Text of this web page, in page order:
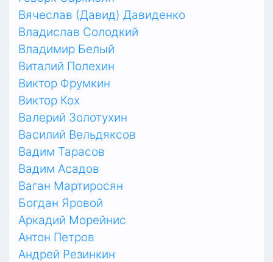
Вячеслав (Давид) Давиденко
Владислав Солодкий
Владимир Белый
Виталий Полехин
Виктор Фрумкин
Виктор Кох
Валерий Золотухин
Василий Вельдяксов
Вадим Тарасов
Вадим Асадов
Ваган Мартиросян
Богдан Яровой
Аркадий Морейнис
Антон Петров
Андрей Резинкин